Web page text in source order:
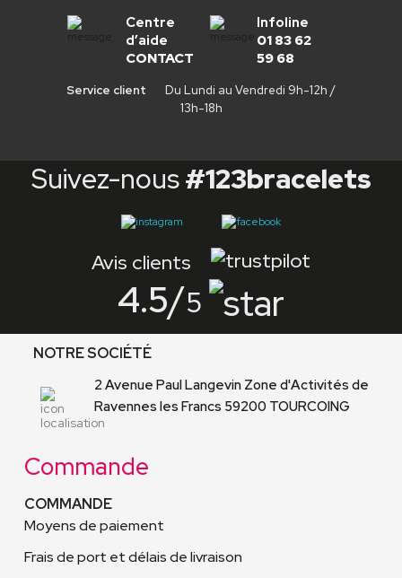
Centre
d’aide
CONTACT
Infoline
01 83 62
59 68
Service client
Du Lundi au Vendredi 9h-12h /
13h-18h
Suivez-nous#123bracelets
Avis clients
4.5/5
NOTRE SOCIÉTÉ
2 Avenue Paul Langevin Zone d'Activités de
Ravennes les Francs 59200 TOURCOING
Commande
COMMANDE
Moyens de paiement
Frais de port et délais de livraison